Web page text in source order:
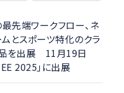
先端ワークフロー、ネ
とスポーツ特化のクラ
品を出展 11月19日
2025」に出展